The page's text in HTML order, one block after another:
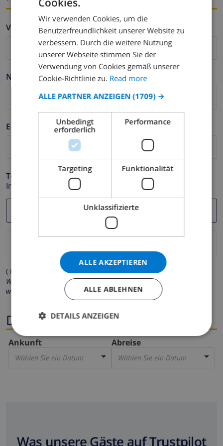
Vorname *
Nachname *
E-mail *
Telefonnummer *
Im Fall Ihre E-mail Adresse nicht korrekt funktioniert.
( Felder mit Sternchen (*) müssen ausgefüllt werden )
Wir respektieren Ihre Privatsphäre. Ihre persönlichen Daten
werden zu keiner Zeit an Dritte weitergegeben.
Dates
Ankunft
Wählen Sie ein Datum
Abreise
Wählen Sie ein Datum
Was unsere Gäste auf Trustpilot
DUTCH
SPANISH
GERMAN
DANISH
NORWEGIAN
Wir verwenden Cookies, um die
Benutzerfreundlichkeit unserer Website zu
verbessern. Durch die weitere Nutzung
unserer Webseite stimmen Sie der
Verwendung von Cookies gemäß unserer
Cookie-Richtlinie zu. Read more
ALLE PARTNER ANZEIGEN (1709) →
Unbedingt
erforderlich
Performance
Targeting Funktionalität
Unklassifizierte
ALLE AKZEPTIEREN
ALLE ABLEHNEN
DETAILS ANZEIGEN